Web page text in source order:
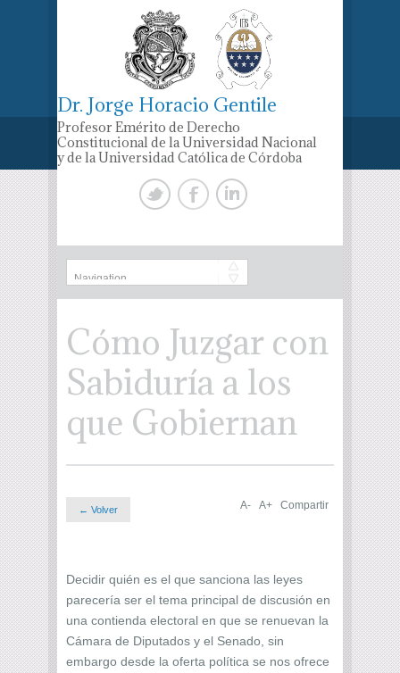
Dr. Jorge Horacio Gentile
Profesor Emérito de Derecho
Constitucional de la Universidad Nacional
y de la Universidad Católica de Córdoba
Cómo Juzgar con
Sabiduría a los
que Gobiernan
← Volver A- A+ Compartir
Decidir quién es el que sanciona las leyes
parecería ser el tema principal de discusión en
una contienda electoral en que se renuevan la
Cámara de Diputados y el Senado, sin
embargo desde la oferta política se nos ofrece